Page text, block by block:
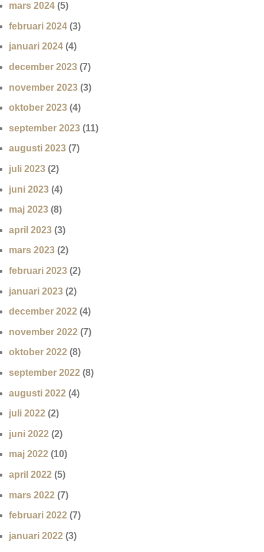
mars 2024 (5)
februari 2024 (3)
januari 2024 (4)
december 2023 (7)
november 2023 (3)
oktober 2023 (4)
september 2023 (11)
augusti 2023 (7)
juli 2023 (2)
juni 2023 (4)
maj 2023 (8)
april 2023 (3)
mars 2023 (2)
februari 2023 (2)
januari 2023 (2)
december 2022 (4)
november 2022 (7)
oktober 2022 (8)
september 2022 (8)
augusti 2022 (4)
juli 2022 (2)
juni 2022 (2)
maj 2022 (10)
april 2022 (5)
mars 2022 (7)
februari 2022 (7)
januari 2022 (3)